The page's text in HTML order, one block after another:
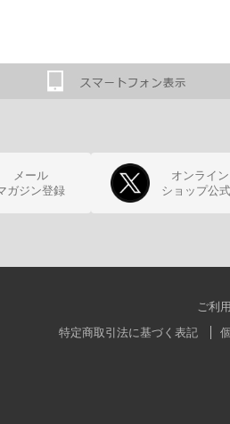
メール
ガジン登録
オンライン
ショップ公
ご利
特定商取引法に基づく表記